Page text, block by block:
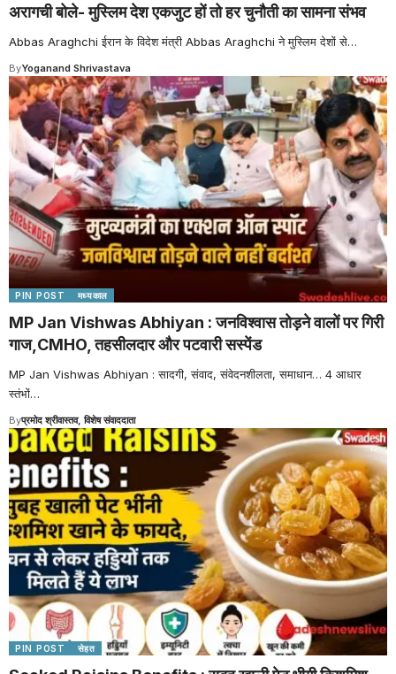
अरागची बोले- मुस्लिम देश एकजुट हों तो हर चुनौती का सामना संभव
Abbas Araghchi ईरान के विदेश मंत्री Abbas Araghchi ने मुस्लिम देशों से…
ByYoganand Shrivastava
PIN POST मध्यकाल
MP Jan Vishwas Abhiyan : जनविश्वास तोड़ने वालों पर गिरी
गाज,CMHO, तहसीलदार और पटवारी सस्पेंड
MP Jan Vishwas Abhiyan : सादगी, संवाद, संवेदनशीलता, समाधान… 4 आधार
स्तंभों…
Byप्रमोद श्रीवास्तव, विशेष संवाददाता
PIN POST सेहत